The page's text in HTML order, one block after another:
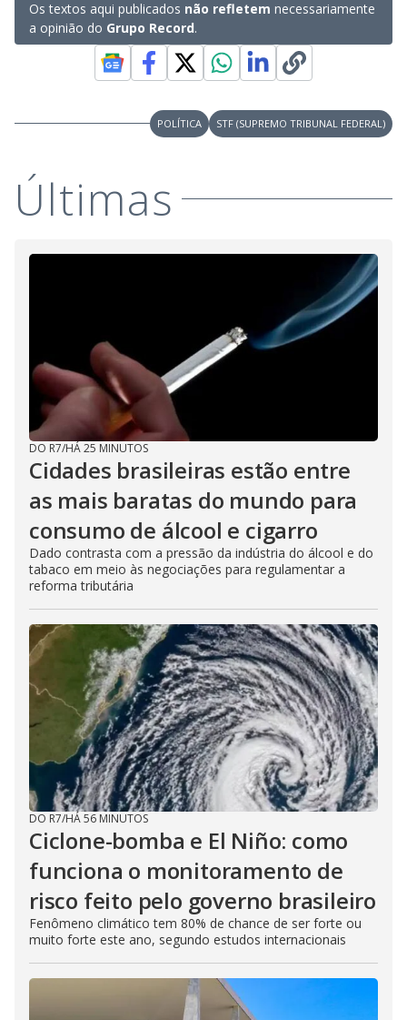
e
o
Os textos aqui publicados não refletem necessariamente
a opinião do Grupo Record.
POLÍTICA STF (SUPREMO TRIBUNAL FEDERAL)
Últimas
DO R7/HÁ 25 MINUTOS
Cidades brasileiras estão entre
as mais baratas do mundo para
consumo de álcool e cigarro
Dado contrasta com a pressão da indústria do álcool e do
tabaco em meio às negociações para regulamentar a
reforma tributária
DO R7/HÁ 56 MINUTOS
Ciclone-bomba e El Niño: como
funciona o monitoramento de
risco feito pelo governo brasileiro
Fenômeno climático tem 80% de chance de ser forte ou
muito forte este ano, segundo estudos internacionais